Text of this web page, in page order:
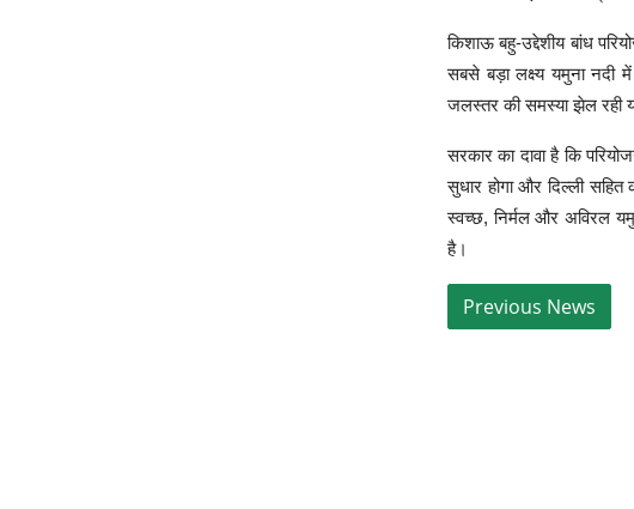
किशाऊ बहु-उद्देशीय बांध
सबसे बड़ा लक्ष्य यमुना
जलस्तर की समस्या झेल रही
सरकार का दावा है कि
सुधार होगा और दिल्ली सहित
स्वच्छ, निर्मल और अविरल
है।